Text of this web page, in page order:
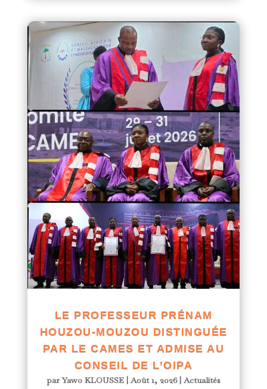
LE PROFESSEUR PRÉNAM
HOUZOU-MOUZOU DISTINGUÉE
PAR LE CAMES ET ADMISE AU
CONSEIL DE L’OIPA
parYawo KLOUSSE|Août 1, 2026|Actualités